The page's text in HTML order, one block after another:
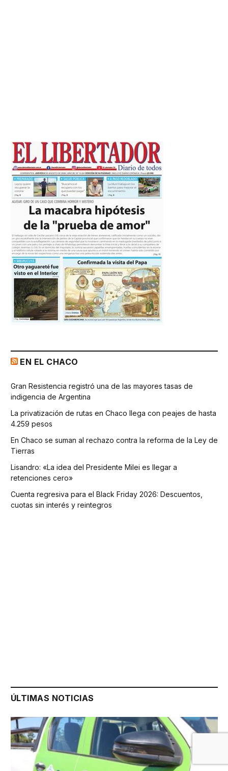
EN EL CHACO
Gran Resistencia registró una de las mayores tasas de
indigencia de Argentina
La privatización de rutas en Chaco llega con peajes de hasta
4.259 pesos
En Chaco se suman al rechazo contra la reforma de la Ley de
Tierras
Lisandro: «La idea del Presidente Milei es llegar a
retenciones cero»
Cuenta regresiva para el Black Friday 2026: Descuentos,
cuotas sin interés y reintegros
ÚLTIMAS NOTICIAS